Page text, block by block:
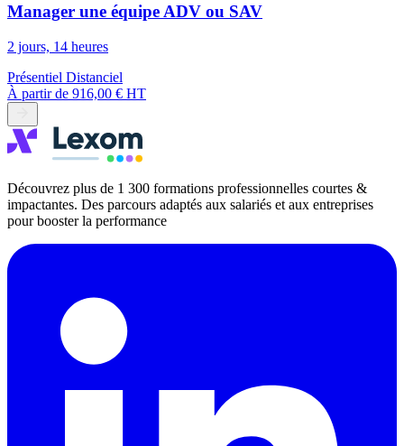
Manager une équipe ADV ou SAV
2 jours, 14 heures
Présentiel Distanciel
À partir de 916,00 € HT
Découvrez plus de 1 300 formations professionnelles courtes &
impactantes. Des parcours adaptés aux salariés et aux entreprises
pour booster la performance